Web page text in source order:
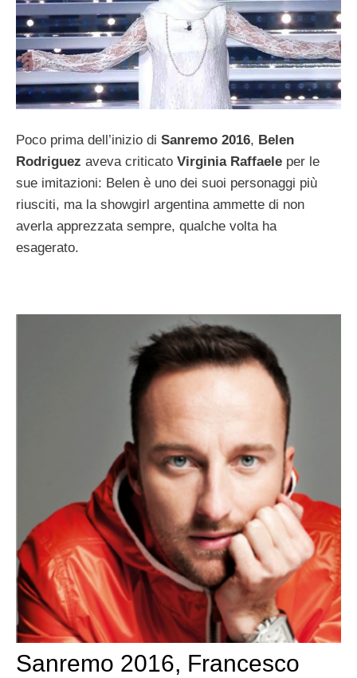
Poco prima dell’inizio di Sanremo 2016, Belen
Rodriguez aveva criticato Virginia Raffaele per le
sue imitazioni: Belen è uno dei suoi personaggi più
riusciti, ma la showgirl argentina ammette di non
averla apprezzata sempre, qualche volta ha
esagerato.
Sanremo 2016, Francesco